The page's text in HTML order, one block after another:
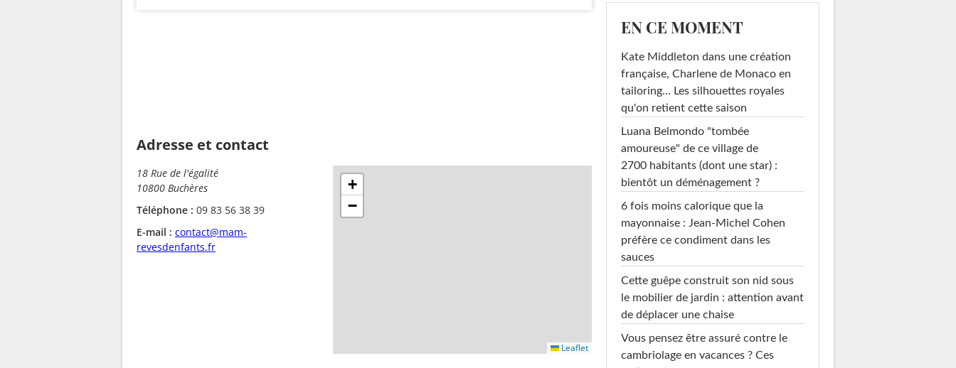
Adresse et contact
18 Rue de l'égalité
10800 Buchères
Téléphone : 09 83 56 38 39
E-mail : contact@mam-
revesdenfants.fr
+
−
Leaflet
EN CE MOMENT
Kate Middleton dans une création
française, Charlene de Monaco en
tailoring… Les silhouettes royales
qu'on retient cette saison
Luana Belmondo "tombée
amoureuse" de ce village de
2700 habitants (dont une star) :
bientôt un déménagement ?
6 fois moins calorique que la
mayonnaise : Jean-Michel Cohen
préfère ce condiment dans les
sauces
Cette guêpe construit son nid sous
le mobilier de jardin : attention avant
de déplacer une chaise
Vous pensez être assuré contre le
cambriolage en vacances ? Ces